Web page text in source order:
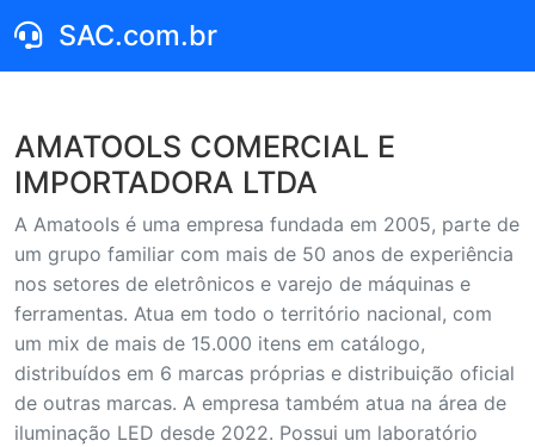
SAC.com.br
AMATOOLS COMERCIAL E
IMPORTADORA LTDA
A Amatools é uma empresa fundada em 2005, parte de
um grupo familiar com mais de 50 anos de experiência
nos setores de eletrônicos e varejo de máquinas e
ferramentas. Atua em todo o território nacional, com
um mix de mais de 15.000 itens em catálogo,
distribuídos em 6 marcas próprias e distribuição oficial
de outras marcas. A empresa também atua na área de
iluminação LED desde 2022. Possui um laboratório